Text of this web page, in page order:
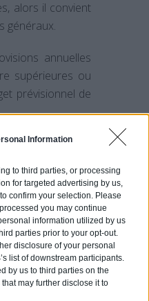
Information
to third parties, or processing
for targeted advertising by us,
confirm your selection. Please
you may continue
information utilized by us
parties prior to your opt-out.
disclosure of your personal
list of downstream participants.
by us to third parties on the
that may further disclose it to
alors il convient
généraux.
annuelles
supérieures ou
prévisionnel de
peut
de vos
du syndic de
les travaux de